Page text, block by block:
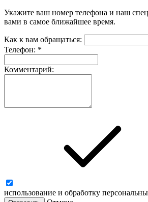
Укажите ваш номер телефона и наш
вами в самое ближайшее время.
Как к вам обращаться:
Телефон: *
Комментарий:
использование и обработку